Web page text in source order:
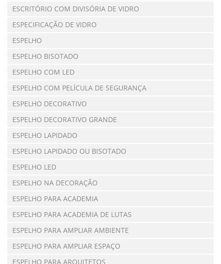
ESCRITÓRIO COM DIVISÓRIA DE VIDRO
ESPECIFICAÇÃO DE VIDRO
ESPELHO
ESPELHO BISOTADO
ESPELHO COM LED
ESPELHO COM PELÍCULA DE SEGURANÇA
ESPELHO DECORATIVO
ESPELHO DECORATIVO GRANDE
ESPELHO LAPIDADO
ESPELHO LAPIDADO OU BISOTADO
ESPELHO LED
ESPELHO NA DECORAÇÃO
ESPELHO PARA ACADEMIA
ESPELHO PARA ACADEMIA DE LUTAS
ESPELHO PARA AMPLIAR AMBIENTE
ESPELHO PARA AMPLIAR ESPAÇO
ESPELHO PARA ARQUITETOS